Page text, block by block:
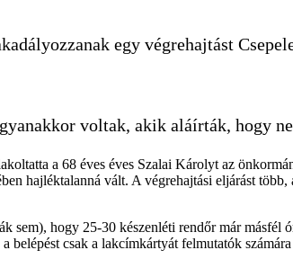
egy végrehajtást
voltak, akik aláírták, hogy
a 68 éves éves Szalai Károlyt az
hajléktalanná vált. A végrehajtási eljárást több,
sem), hogy 25-30 készenléti rendőr már másfél
belépést csak a lakcímkártyát felmutatók